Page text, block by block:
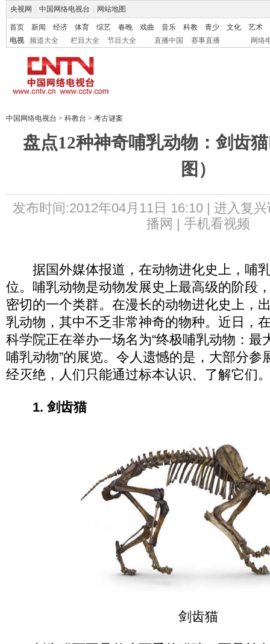
央视网 中国网络电视台 网站地图
首页 新闻 经济 体育 综艺 春晚 戏曲 音乐 科教 青少 文化
艺术
电视
频道大全 栏目大全 节目大全 直播中国 赛事直播 网络
中国网络电视台 > 科教台 > 考古谜案
盘点12种神奇哺乳动物：剑齿
图）
发布时间:2012年04月11日 16:10 | 进入复兴
播网 | 手机看视频
据国外媒体报道，在动物进化史上，哺
位。哺乳动物是动物发展史上最高级的阶段
密切的一个类群。在漫长的动物进化史上，
乳动物，其中不乏非常神奇的物种。近日，
科学院正在举办一场名为“终极哺乳动物：最
哺乳动物”的展览。令人遗憾的是，大部分参
经灭绝，人们只能通过标本认识、了解它们
1. 剑齿猫
剑齿猫